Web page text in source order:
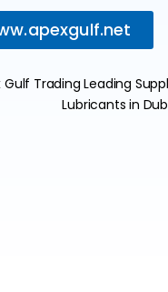
Gulf Trading Leading
Lubricants in